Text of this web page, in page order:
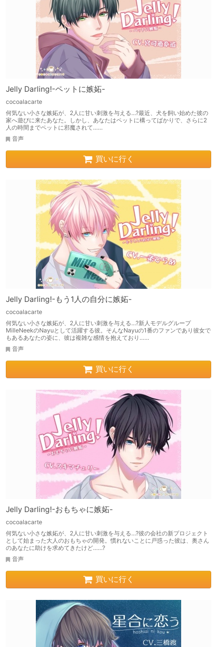
Jelly Darling!-ペットに嫉妬-
cocoalacarte
何気ない小さな嫉妬が、2人に甘い刺激を与える…?最近、犬を飼い始めた彼の
家へ遊びに来たあなた。しかし、あなたはペットに構ってばかりで、さらに2
人の時間までペットに邪魔されて……
音声
買いに行く
Jelly Darling!-もう1人の自分に嫉妬-
cocoalacarte
何気ない小さな嫉妬が、2人に甘い刺激を与える…?新人モデルグループ
MilleNeekのNayuとして活躍する彼。そんなNayuの1番のファンであり彼女で
もあるあなたの姿に、彼は複雑な感情を抱えており……
音声
買いに行く
Jelly Darling!-おもちゃに嫉妬-
cocoalacarte
何気ない小さな嫉妬が、2人に甘い刺激を与える…?彼の会社の新プロジェクト
として始まった大人のおもちゃの開発。慣れないことに戸惑った彼は、奥さん
のあなたに助けを求めてきたけど……?
音声
買いに行く